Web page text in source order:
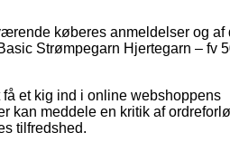
køberes anmeldelser og af
Strømpegarn Hjertegarn – fv
et kig ind i online webshoppens
kan meddele en kritik af
tilfredshed.